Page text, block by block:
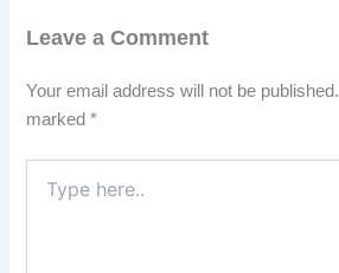
Leave a Comment
Your email address will not be published.
marked*
here..